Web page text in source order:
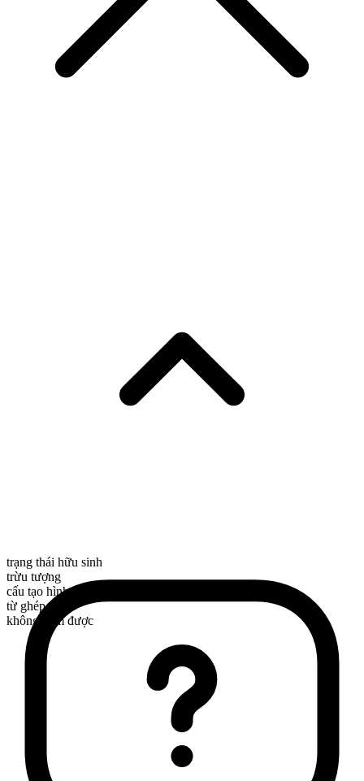
trạng thái hữu sinh
trừu tượng
cấu tạo hình thái
từ ghép
không đếm được